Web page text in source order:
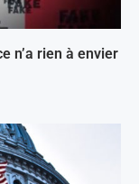
n’a rien à envier